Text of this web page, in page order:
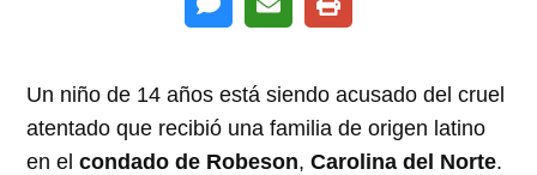
Un niño de 14 años está siendo acusado del cruel
atentado que recibió una familia de origen latino
en elcondado de Robeson,Carolina del Norte.